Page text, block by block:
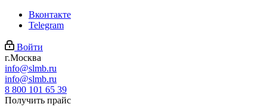
Вконтакте
Telegram
Войти
г.Москва
info@slmb.ru
info@slmb.ru
8 800 101 65 39
Получить прайс